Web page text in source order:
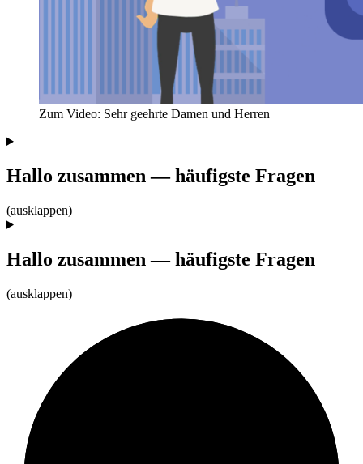
Zum Video: Sehr geehrte Damen und Herren
Hallo zusammen — häufigste Fragen
(ausklappen)
Hallo zusammen — häufigste Fragen
(ausklappen)